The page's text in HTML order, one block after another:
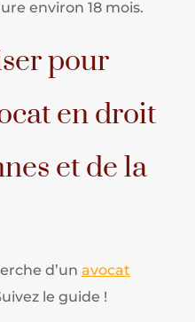
environ 18 mois.
pour
en droit
et de la
d’unavocat
le guide !